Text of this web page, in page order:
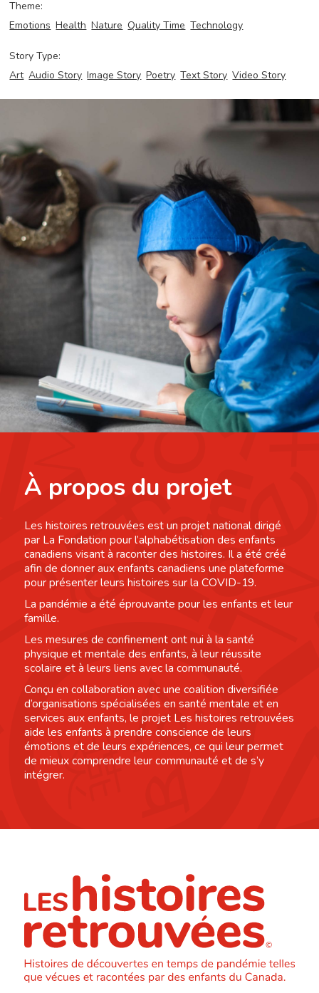
Theme:
Emotions Health Nature Quality Time Technology
Story Type:
Art Audio Story Image Story Poetry Text Story Video Story
À propos du projet
Les histoires retrouvées est un projet national dirigé
par La Fondation pour l’alphabétisation des enfants
canadiens visant à raconter des histoires. Il a été créé
afin de donner aux enfants canadiens une plateforme
pour présenter leurs histoires sur la COVID-19.
La pandémie a été éprouvante pour les enfants et leur
famille.
Les mesures de confinement ont nui à la santé
physique et mentale des enfants, à leur réussite
scolaire et à leurs liens avec la communauté.
Conçu en collaboration avec une coalition diversifiée
d’organisations spécialisées en santé mentale et en
services aux enfants, le projet Les histoires retrouvées
aide les enfants à prendre conscience de leurs
émotions et de leurs expériences, ce qui leur permet
de mieux comprendre leur communauté et de s’y
intégrer.